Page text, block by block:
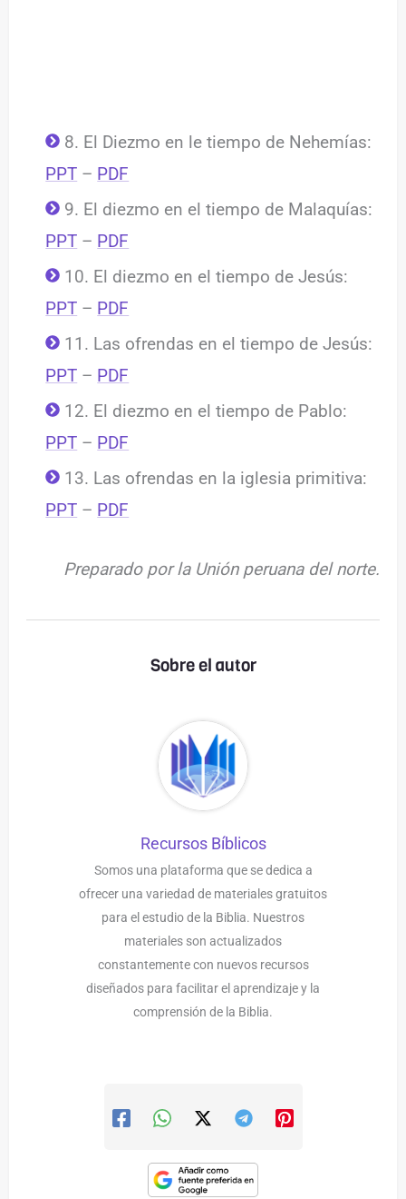
8. El Diezmo en le tiempo de Nehemías:
PPT – PDF
9. El diezmo en el tiempo de Malaquías:
PPT – PDF
10. El diezmo en el tiempo de Jesús:
PPT – PDF
11. Las ofrendas en el tiempo de Jesús:
PPT – PDF
12. El diezmo en el tiempo de Pablo:
PPT – PDF
13. Las ofrendas en la iglesia primitiva:
PPT – PDF
Preparado por la Unión peruana del norte.
Sobre el autor
Recursos Bíblicos
Somos una plataforma que se dedica a
ofrecer una variedad de materiales gratuitos
para el estudio de la Biblia. Nuestros
materiales son actualizados
constantemente con nuevos recursos
diseñados para facilitar el aprendizaje y la
comprensión de la Biblia.